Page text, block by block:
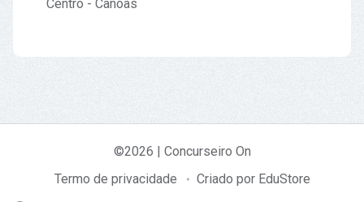
Centro - Canoas
©2026 | Concurseiro On
Termo de privacidade
Criado por EduStore